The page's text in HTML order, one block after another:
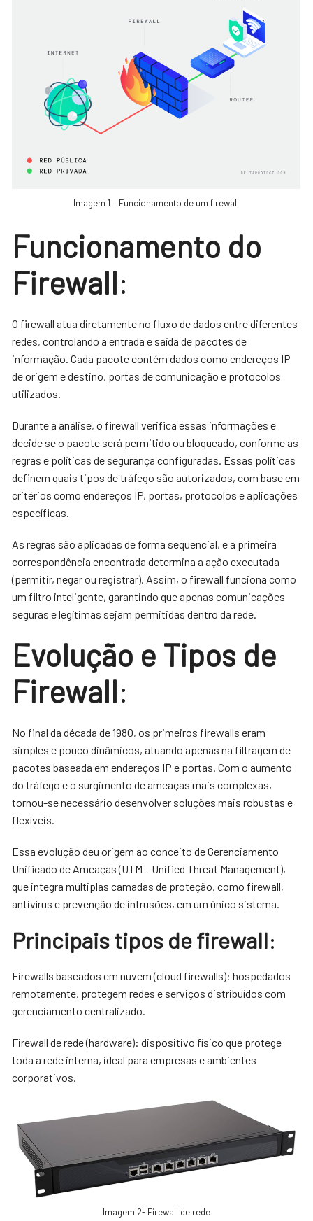
Imagem 1 – Funcionamento de um firewall
Funcionamento do
Firewall:
O firewall atua diretamente no fluxo de dados entre diferentes
redes, controlando a entrada e saída de pacotes de
informação. Cada pacote contém dados como endereços IP
de origem e destino, portas de comunicação e protocolos
utilizados.
Durante a análise, o firewall verifica essas informações e
decide se o pacote será permitido ou bloqueado, conforme as
regras e políticas de segurança configuradas. Essas políticas
definem quais tipos de tráfego são autorizados, com base em
critérios como endereços IP, portas, protocolos e aplicações
específicas.
As regras são aplicadas de forma sequencial, e a primeira
correspondência encontrada determina a ação executada
(permitir, negar ou registrar). Assim, o firewall funciona como
um filtro inteligente, garantindo que apenas comunicações
seguras e legítimas sejam permitidas dentro da rede.
Evolução e Tipos de
Firewall:
No final da década de 1980, os primeiros firewalls eram
simples e pouco dinâmicos, atuando apenas na filtragem de
pacotes baseada em endereços IP e portas. Com o aumento
do tráfego e o surgimento de ameaças mais complexas,
tornou-se necessário desenvolver soluções mais robustas e
flexíveis.
Essa evolução deu origem ao conceito de Gerenciamento
Unificado de Ameaças (UTM – Unified Threat Management),
que integra múltiplas camadas de proteção, como firewall,
antivírus e prevenção de intrusões, em um único sistema.
Principais tipos de firewall:
Firewalls baseados em nuvem (cloud firewalls): hospedados
remotamente, protegem redes e serviços distribuídos com
gerenciamento centralizado.
Firewall de rede (hardware): dispositivo físico que protege
toda a rede interna, ideal para empresas e ambientes
corporativos.
Imagem 2- Firewall de rede